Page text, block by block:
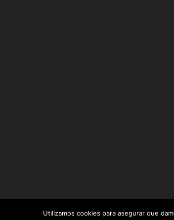
Diseñado porElegant Themes
Utilizamos cookies para asegurar que